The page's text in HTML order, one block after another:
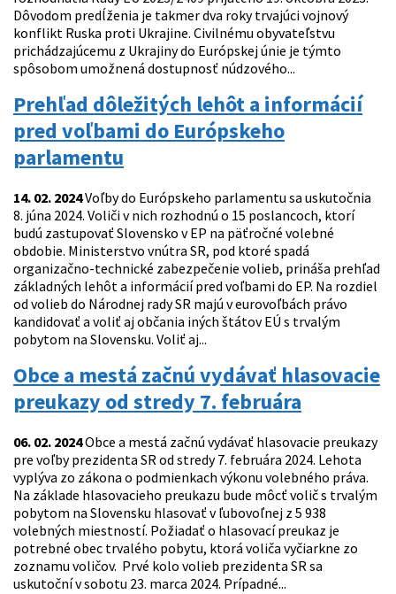
Dôvodom predĺženia je takmer dva roky trvajúci vojnový
konflikt Ruska proti Ukrajine. Civilnému obyvateľstvu
prichádzajúcemu z Ukrajiny do Európskej únie je týmto
spôsobom umožnená dostupnosť núdzového...
Prehľad dôležitých lehôt a informácií
pred voľbami do Európskeho
parlamentu
14. 02. 2024Voľby do Európskeho parlamentu sa uskutočnia
8. júna 2024. Voliči v nich rozhodnú o 15 poslancoch, ktorí
budú zastupovať Slovensko v EP na päťročné volebné
obdobie. Ministerstvo vnútra SR, pod ktoré spadá
organizačno-technické zabezpečenie volieb, prináša prehľad
základných lehôt a informácií pred voľbami do EP. Na rozdiel
od volieb do Národnej rady SR majú v eurovoľbách právo
kandidovať a voliť aj občania iných štátov EÚ s trvalým
pobytom na Slovensku. Voliť aj...
Obce a mestá začnú vydávať hlasovacie
preukazy od stredy 7. februára
06. 02. 2024Obce a mestá začnú vydávať hlasovacie preukazy
pre voľby prezidenta SR od stredy 7. februára 2024. Lehota
vyplýva zo zákona o podmienkach výkonu volebného práva.
Na základe hlasovacieho preukazu bude môcť volič s trvalým
pobytom na Slovensku hlasovať v ľubovoľnej z 5 938
volebných miestností. Požiadať o hlasovací preukaz je
potrebné obec trvalého pobytu, ktorá voliča vyčiarkne zo
zoznamu voličov. Prvé kolo volieb prezidenta SR sa
uskutoční v sobotu 23. marca 2024. Prípadné...